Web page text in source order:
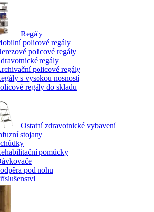
Regály
policové regály
policové regály
regály
policové regály
s vysokou nosností
regály do skladu
Ostatní zdravotnické vybavení
stojany
pomůcky
pod nohu